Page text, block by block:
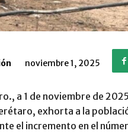
noviembre 1, 2025
a 1 de noviembre de
exhorta a la
el incremento en el